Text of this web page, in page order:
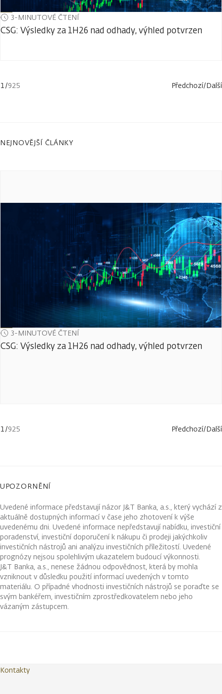
3-MINUTOVÉ ČTENÍ
CSG: Výsledky za 1H26 nad odhady, výhled potvrzen
1/925 Předchozí/Další
NEJNOVĚJŠÍ ČLÁNKY
3-MINUTOVÉ ČTENÍ
CSG: Výsledky za 1H26 nad odhady, výhled potvrzen
1/925 Předchozí/Další
UPOZORNĚNÍ
Uvedené informace představují názor J&T Banka, a.s., který vychází z
aktuálně dostupných informací v čase jeho zhotovení k výše
uvedenému dni. Uvedené informace nepředstavují nabídku, investiční
poradenství, investiční doporučení k nákupu či prodeji jakýchkoliv
investičních nástrojů ani analýzu investičních příležitostí. Uvedené
prognózy nejsou spolehlivým ukazatelem budoucí výkonnosti.
J&T Banka, a.s., nenese žádnou odpovědnost, která by mohla
vzniknout v důsledku použití informací uvedených v tomto
materiálu. O případné vhodnosti investičních nástrojů se poraďte se
svým bankéřem, investičním zprostředkovatelem nebo jeho
vázaným zástupcem.
Kontakty